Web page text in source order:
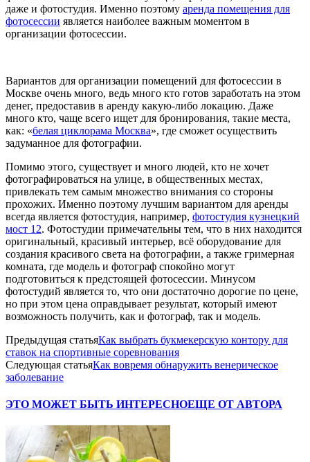
даже и фотостудия. Именно поэтому аренда помещения для
фотосессии является наиболее важным моментом в
организации фотосессии.
Вариантов для организации помещений для фотосессии в
Москве очень много, ведь много кто готов заработать на этом
денег, предоставив в аренду какую-либо локацию. Даже
много кто, чаще всего ищет для бронирования, такие места,
как: «белая циклорама Москва», где сможет осуществить
задуманное для фотографии.
Помимо этого, существует и много людей, кто не хочет
фотографироваться на улице, в общественных местах,
привлекать тем самым множество внимания со стороны
прохожих. Именно поэтому лучшим вариантом для аренды
всегда является фотостудия, например, фотостудия кузнецкий
мост 12. Фотостудии примечательны тем, что в них находится
оригинальный, красивый интерьер, всё оборудование для
создания красивого света на фотографии, а также гримерная
комната, где модель и фотограф спокойно могут
подготовиться к предстоящей фотосессии. Минусом
фотостудий является то, что они достаточно дорогие по цене,
но при этом цена оправдывает результат, который имеют
возможность получить, как и фотограф, так и модель.
Предыдущая статьяКак выбрать букмекерскую контору для
ставок на спортивные соревнования
Следующая статьяКак вовремя обнаружить венерическое
заболевание
ЭТО МОЖЕТ БЫТЬ ИНТЕРЕСНОЕЩЕ ОТ АВТОРА